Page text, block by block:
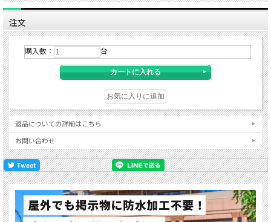
注文
購入数： 台
返品についての詳細はこちら
お問い合わせ